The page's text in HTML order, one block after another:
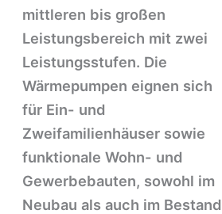
mittleren bis großen
Leistungsbereich mit zwei
Leistungsstufen. Die
Wärmepumpen eignen sich
für Ein- und
Zweifamilienhäuser sowie
funktionale Wohn- und
Gewerbebauten, sowohl im
Neubau als auch im Bestand